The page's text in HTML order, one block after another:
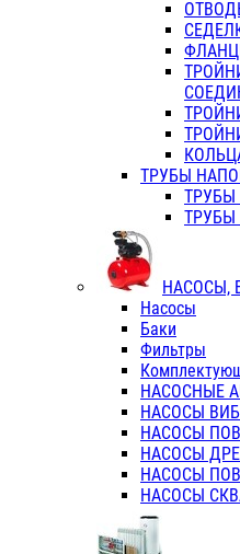
ТРУБЫ
ТРУБЫ
НАСОСЫ,
Насосы
Баки
Фильтры
НАСОСНЫЕ
НАСОСЫ
НАСОСЫ
НАСОСЫ
НАСОСЫ
НАСОСЫ